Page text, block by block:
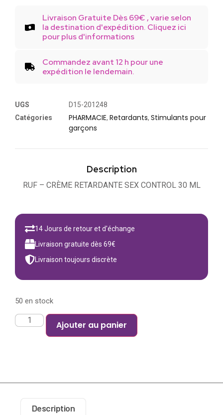
Livraison Gratuite Dès 69€ , varie selon
la destination d'expédition. Cliquez ici
pour plus d'informations
Commandez avant 12 h pour une
expédition le lendemain.
UGS
D15-201248
Catégories
PHARMACIE, Retardants, Stimulants pour
garçons
Description
RUF – CRÈME RETARDANTE SEX CONTROL 30 ML
14 Jours de retour et d'échange
Livraison gratuite dès 69€
Livraison toujours discrète
50 en stock
Ajouter au panier
Description